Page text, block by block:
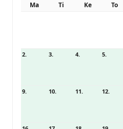
Ma Ti Ke To
2. 3. 4. 5.
9. 10. 11. 12.